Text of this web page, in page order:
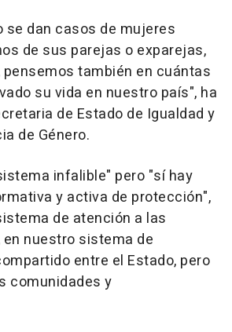
se dan casos de mujeres
de sus parejas o exparejas,
pensemos también en cuántas
su vida en nuestro país", ha
de Estado de Igualdad y
de Género.
infalible" pero "sí hay
y activa de protección",
de atención a las
nuestro sistema de
entre el Estado, pero
comunidades y